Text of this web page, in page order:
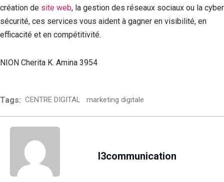
création de site web, la gestion des réseaux sociaux ou la cyber
sécurité, ces services vous aident à gagner en visibilité, en
efficacité et en compétitivité.
NION Cherita K. Amina 3954
Tags: CENTRE DIGITAL marketing digitale
l3communication